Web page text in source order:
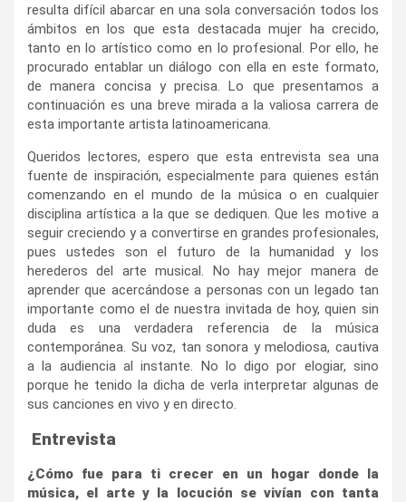
resulta difícil abarcar en una sola conversación todos los
ámbitos en los que esta destacada mujer ha crecido,
tanto en lo artístico como en lo profesional. Por ello, he
procurado entablar un diálogo con ella en este formato,
de manera concisa y precisa. Lo que presentamos a
continuación es una breve mirada a la valiosa carrera de
esta importante artista latinoamericana.
Queridos lectores, espero que esta entrevista sea una
fuente de inspiración, especialmente para quienes están
comenzando en el mundo de la música o en cualquier
disciplina artística a la que se dediquen. Que les motive a
seguir creciendo y a convertirse en grandes profesionales,
pues ustedes son el futuro de la humanidad y los
herederos del arte musical. No hay mejor manera de
aprender que acercándose a personas con un legado tan
importante como el de nuestra invitada de hoy, quien sin
duda es una verdadera referencia de la música
contemporánea. Su voz, tan sonora y melodiosa, cautiva
a la audiencia al instante. No lo digo por elogiar, sino
porque he tenido la dicha de verla interpretar algunas de
sus canciones en vivo y en directo.
Entrevista
¿Cómo fue para ti crecer en un hogar donde la
música, el arte y la locución se vivían con tanta